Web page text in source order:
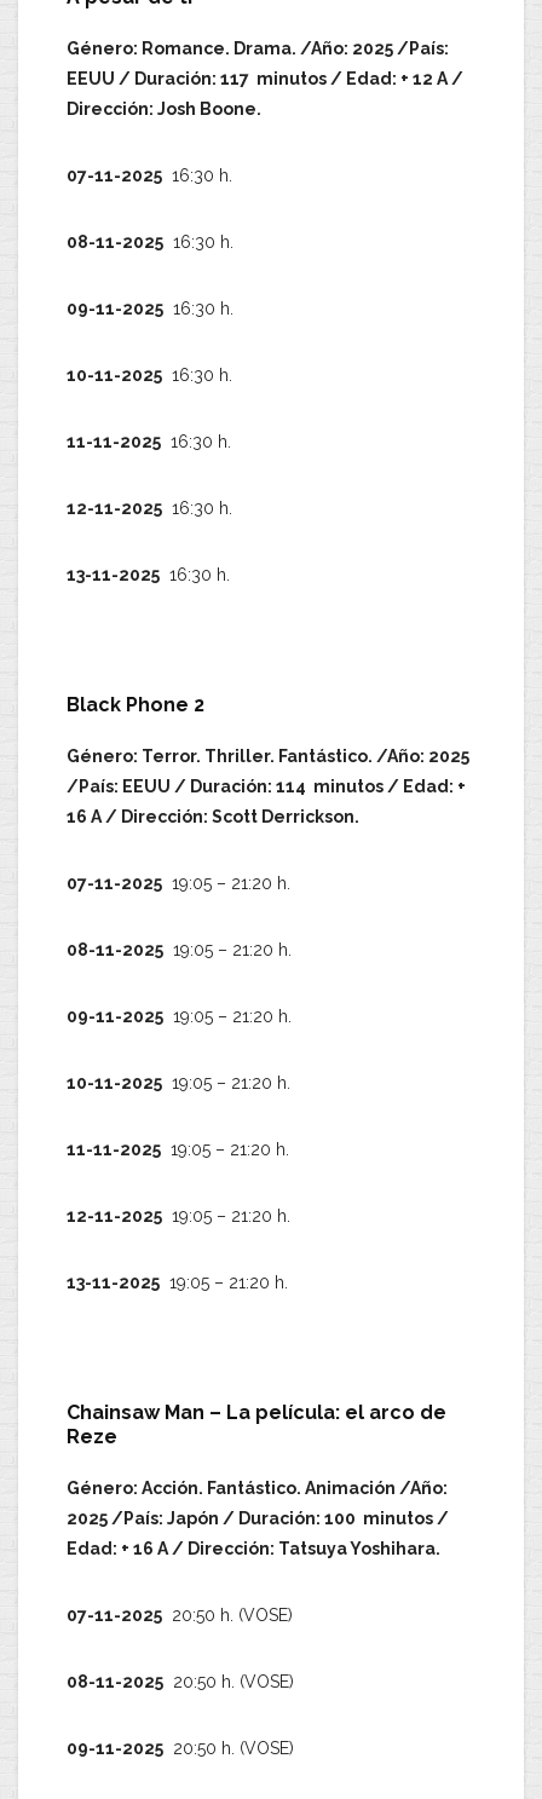
Género: Romance. Drama. /Año: 2025 /País:
EEUU / Duración: 117 minutos / Edad: + 12 A /
Dirección: Josh Boone.
07-11-2025 16:30 h.
08-11-2025 16:30 h.
09-11-2025 16:30 h.
10-11-2025 16:30 h.
11-11-2025 16:30 h.
12-11-2025 16:30 h.
13-11-2025 16:30 h.
Black Phone 2
Género: Terror. Thriller. Fantástico. /Año: 2025
/País: EEUU / Duración: 114 minutos / Edad: +
16 A / Dirección: Scott Derrickson.
07-11-2025 19:05 – 21:20 h.
08-11-2025 19:05 – 21:20 h.
09-11-2025 19:05 – 21:20 h.
10-11-2025 19:05 – 21:20 h.
11-11-2025 19:05 – 21:20 h.
12-11-2025 19:05 – 21:20 h.
13-11-2025 19:05 – 21:20 h.
Chainsaw Man – La película: el arco de
Reze
Género: Acción. Fantástico. Animación /Año:
2025 /País: Japón / Duración: 100 minutos /
Edad: + 16 A / Dirección: Tatsuya Yoshihara.
07-11-2025 20:50 h. (VOSE)
08-11-2025 20:50 h. (VOSE)
09-11-2025 20:50 h. (VOSE)